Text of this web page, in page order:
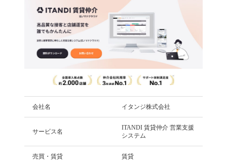
会社名 イタンジ株式会社
サービス名
ITANDI 賃貸仲介 営業支援
システム
売買・賃貸 賃貸